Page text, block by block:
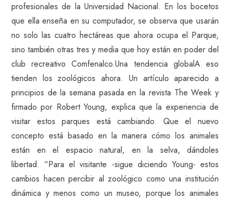
profesionales de la Universidad Nacional. En los bocetos
que ella enseña en su computador, se observa que usarán
no solo las cuatro hectáreas que ahora ocupa el Parque,
sino también otras tres y media que hoy están en poder del
club recreativo Comfenalco.Una tendencia globalA eso
tienden los zoológicos ahora. Un artículo aparecido a
principios de la semana pasada en la revista The Week y
firmado por Robert Young, explica que la experiencia de
visitar estos parques está cambiando. Que el nuevo
concepto está basado en la manera cómo los animales
están en el espacio natural, en la selva, dándoles
libertad. “Para el visitante -sigue diciendo Young- estos
cambios hacen percibir al zoológico como una institución
dinámica y menos como un museo, porque los animales